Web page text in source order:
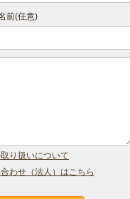
前(任意)
り扱いについて
わせ（法人）はこちら